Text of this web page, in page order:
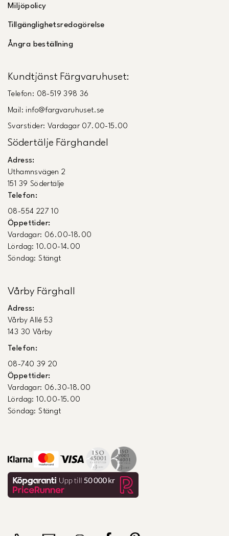
Miljöpolicy
Tillgänglighetsredogörelse
Ångra beställning
Kundtjänst Färgvaruhuset:
Telefon: 08-519 398 36
Mail: info@fargvaruhuset.se
Svarstider: Vardagar 07.00-15.00
Södertälje Färghandel
Adress:
Uthamnsvägen 2
151 39 Södertälje
Telefon:
08-554 227 10
Öppettider:
Vardagar: 06.00-18.00
Lördag: 10.00-14.00
Söndag: Stängt
Vårby Färghall
Adress:
Vårby Allé 53
143 30 Vårby
Telefon:
08-740 39 20
Öppettider:
Vardagar: 06.30-18.00
Lördag: 10.00-15.00
Söndag: Stängt